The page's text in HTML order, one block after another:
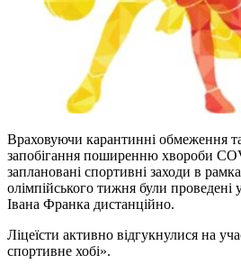
Враховуючи карантинні обмеження
запобігання поширенню хвороби
заплановані спортивні заходи в
олімпійського тижня були проведені
Івана Франка дистанційно.
Ліцеїсти активно відгукнулися на
спортивне хобі».